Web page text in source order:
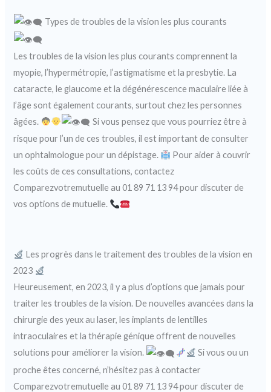
Types de troubles de la vision les plus courants
Les troubles de la vision les plus courants comprennent la
myopie, l’hypermétropie, l’astigmatisme et la presbytie. La
cataracte, le glaucome et la dégénérescence maculaire liée à
l’âge sont également courants, surtout chez les personnes
âgées.
Si vous pensez que vous pourriez être à
risque pour l’un de ces troubles, il est important de consulter
un ophtalmologue pour un dépistage.
Pour aider à couvrir
les coûts de ces consultations, contactez
Comparezvotremutuelle au 01 89 71 13 94 pour discuter de
vos options de mutuelle.
Les progrès dans le traitement des troubles de la vision en
2023
Heureusement, en 2023, il y a plus d’options que jamais pour
traiter les troubles de la vision. De nouvelles avancées dans la
chirurgie des yeux au laser, les implants de lentilles
intraoculaires et la thérapie génique offrent de nouvelles
solutions pour améliorer la vision.
Si vous ou un
proche êtes concerné, n’hésitez pas à contacter
Comparezvotremutuelle au 01 89 71 13 94 pour discuter de